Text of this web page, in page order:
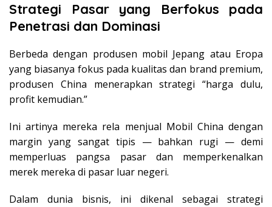
Strategi Pasar yang Berfokus pada
Penetrasi dan Dominasi
Berbeda dengan produsen mobil Jepang atau Eropa
yang biasanya fokus pada kualitas dan brand premium,
produsen China menerapkan strategi “harga dulu,
profit kemudian.”
Ini artinya mereka rela menjual Mobil China dengan
margin yang sangat tipis — bahkan rugi — demi
memperluas pangsa pasar dan memperkenalkan
merek mereka di pasar luar negeri.
Dalam dunia bisnis, ini dikenal sebagai strategi